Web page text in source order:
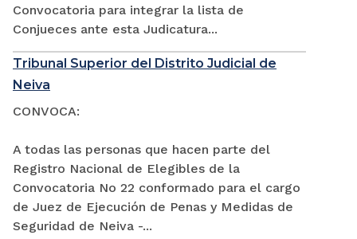
Convocatoria para integrar la lista de
Conjueces ante esta Judicatura...
Tribunal Superior del Distrito Judicial de
Neiva
CONVOCA:
A todas las personas que hacen parte del
Registro Nacional de Elegibles de la
Convocatoria No 22 conformado para el cargo
de Juez de Ejecución de Penas y Medidas de
Seguridad de Neiva -...